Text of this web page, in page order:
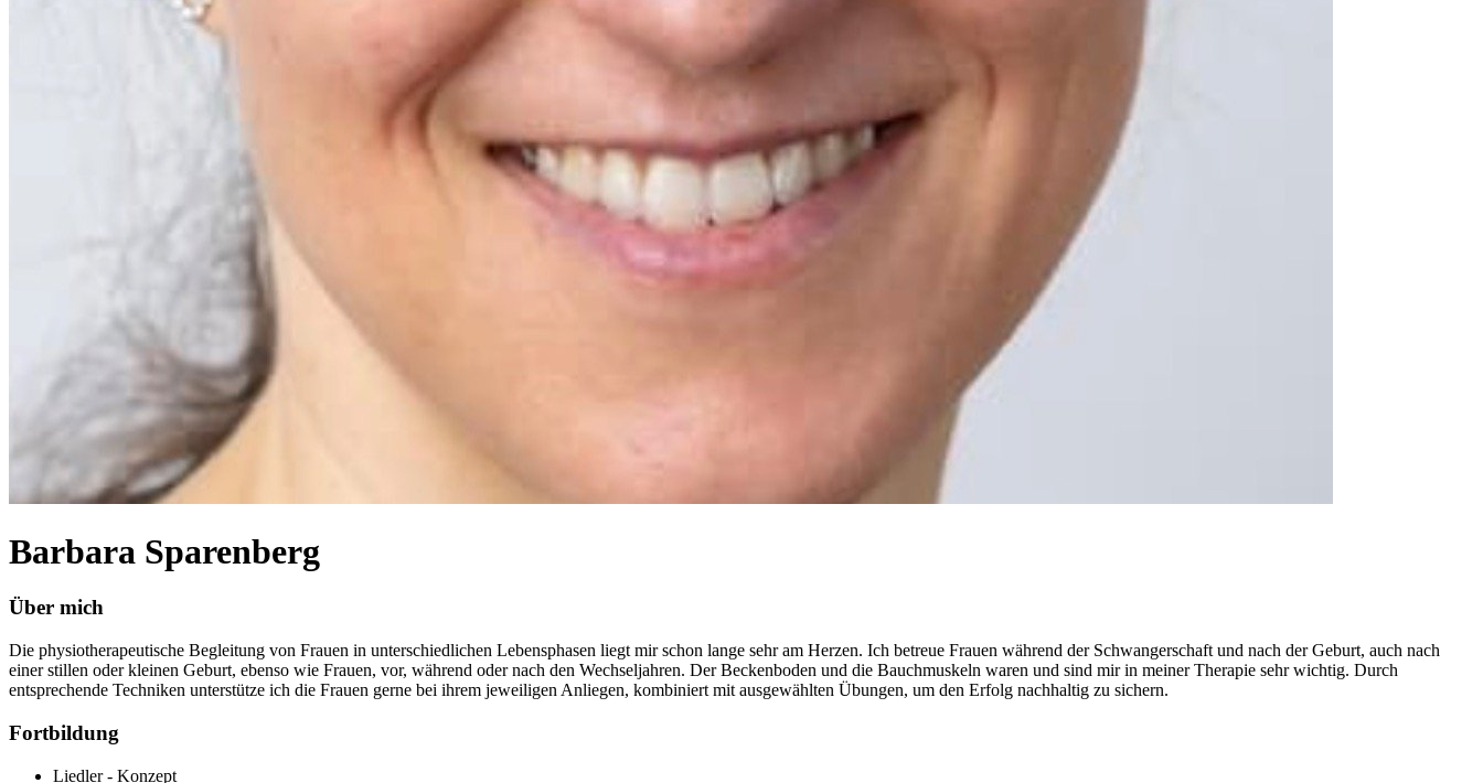
Barbara Sparenberg
Über mich
Die physiotherapeutische Begleitung von Frauen in unterschiedlichen Lebensphasen liegt mir schon lange sehr am Herzen. Ich betreue Frauen während der Schwangerschaft und nach der Geburt, auch nach
einer stillen oder kleinen Geburt, ebenso wie Frauen, vor, während oder nach den Wechseljahren. Der Beckenboden und die Bauchmuskeln waren und sind mir in meiner Therapie sehr wichtig. Durch
entsprechende Techniken unterstütze ich die Frauen gerne bei ihrem jeweiligen Anliegen, kombiniert mit ausgewählten Übungen, um den Erfolg nachhaltig zu sichern.
Fortbildung
Liedler - Konzept